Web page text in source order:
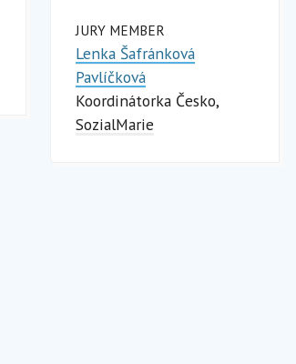
JURY MEMBER
Lenka Šafránková
Pavlíčková
Koordinátorka Česko
SozialMarie